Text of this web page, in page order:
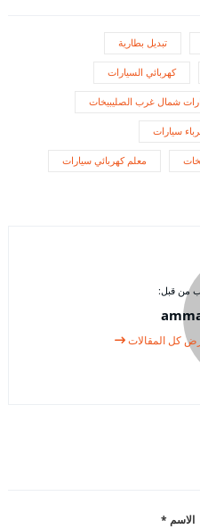
تبديل بطارية
كهربائي السيارات
شمال غرب الصليبيخات
سيارات
معلم كهربائي سيارات
من قبل:
كل المقالات
الاسم *